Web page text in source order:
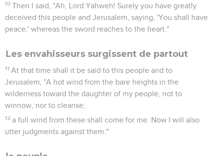
10 Then I said, "Ah, Lord Yahweh! Surely you have greatly
deceived this people and Jerusalem, saying, 'You shall have
peace;' whereas the sword reaches to the heart."
Les envahisseurs surgissent de partout
11 At that time shall it be said to this people and to
Jerusalem, "A hot wind from the bare heights in the
wilderness toward the daughter of my people, not to
winnow, nor to cleanse;
12 a full wind from these shall come for me. Now I will also
utter judgments against them."